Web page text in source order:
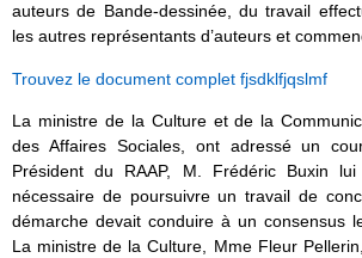
auteurs de Bande-dessinée, du travail
les autres représentants d’auteurs et
Trouvez le document complet fjsdklfjqslmf
La ministre de la Culture et de la
des Affaires Sociales, ont adressé un
Président du RAAP, M. Frédéric Buxin lui
nécessaire de poursuivre un travail de
démarche devait conduire à un consensus
La ministre de la Culture, Mme Fleur